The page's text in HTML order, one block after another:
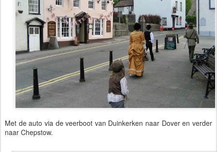
Met de auto via de veerboot van Duinkerken naar Dover en verder
naar Chepstow.